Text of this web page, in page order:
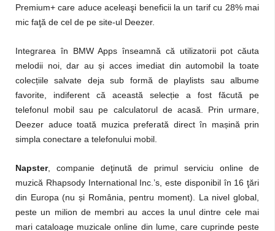
Premium+ care aduce aceleaşi beneficii la un tarif cu 28% mai
mic faţă de cel de pe site-ul Deezer.
Integrarea în BMW Apps înseamnă că utilizatorii pot căuta
melodii noi, dar au și acces imediat din automobil la toate
colecțiile salvate deja sub formă de playlists sau albume
favorite, indiferent că această selecție a fost făcută pe
telefonul mobil sau pe calculatorul de acasă. Prin urmare,
Deezer aduce toată muzica preferată direct în mașină prin
simpla conectare a telefonului mobil.
Napster, companie deţinută de primul serviciu online de
muzică Rhapsody International Inc.’s, este disponibil în 16 ţări
din Europa (nu și România, pentru moment). La nivel global,
peste un milion de membri au acces la unul dintre cele mai
mari cataloage muzicale online din lume, care cuprinde peste